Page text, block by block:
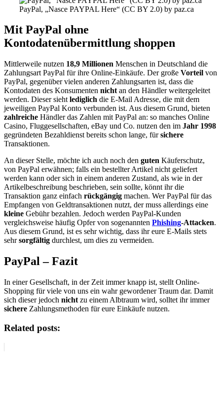
PayPal, „Nasce PAYPAL Here“ (CC BY 2.0) by paz.ca
Mit PayPal ohne
Kontodatenübermittlung shoppen
Mittlerweile nutzen 18,9 Millionen Menschen in Deutschland die
Zahlungsart PayPal für ihre Online-Einkäufe. Der große Vorteil von
PayPal, gegenüber vielen anderen Zahlungsarten ist, dass die
Kontodaten des Konsumenten nicht an den Händler weitergeleitet
werden. Dieser sieht lediglich die E-Mail Adresse, die mit dem
jeweiligen PayPal Konto verbunden ist. Aus diesem Grund, bieten
zahlreiche Händler das Zahlen mit PayPal an: so manches Online
Casino, Fluggesellschaften, eBay und Co. nutzen den im Jahr 1998
gegründeten Bezahldienst bereits schon lange, fürsichere
Transaktionen.
An dieser Stelle, möchte ich auch noch den guten Käuferschutz,
von PayPal erwähnen; falls ein bestellter Artikel nicht geliefert
werden kann oder sich in einem anderen Zustand, als wie in der
Artikelbeschreibung beschrieben, sein sollte, könnt ihr die
Transaktion ganz einfach rückgängig machen. Wer PayPal für das
Empfangen von Geldtransaktionen nutzt, der muss allerdings eine
kleine Gebühr bezahlen. Jedoch werden PayPal-Kunden
vergleichsweise häufig Opfer von sogenannten Phishing-Attacken.
Aus diesem Grund, ist es sehr wichtig, dass ihr eure E-Mails stets
sehrsorgfältig durchlest, um dies zu vermeiden.
PayPal – Fazit
In einer Gesellschaft, in der Zeit immer knapp ist, stellt Online-
Shopping für viele von uns ein wahr gewordener Traum dar. Damit
sich dieser jedoch nicht zu einem Albtraum wird, solltet ihr immer
sichere Zahlungsmethoden für eure Einkäufe nutzen.
Related posts: